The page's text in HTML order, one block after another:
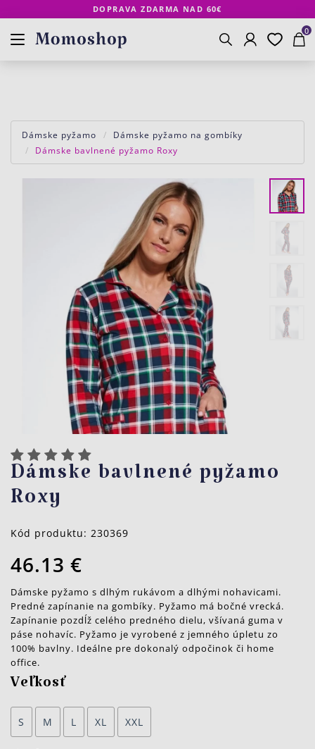
DOPRAVA ZDARMA NAD 60€
Vyhľadávanie
Košík
0
Obľúbené
Dámske pyžamo
Dámske pyžamo na gombíky
Dámske bavlnené pyžamo Roxy
Dámske bavlnené pyžamo
Roxy
Kód produktu: 230369
46.13 €
Dámske pyžamo s dlhým rukávom a dlhými nohavicami.
Predné zapínanie na gombíky. Pyžamo má bočné vrecká.
Zapínanie pozdĺž celého predného dielu, všívaná guma v
páse nohavíc. Pyžamo je vyrobené z jemného úpletu zo
100% bavlny. Ideálne pre dokonalý odpočinok či home
office.
Veľkosť
S M L XL XXL